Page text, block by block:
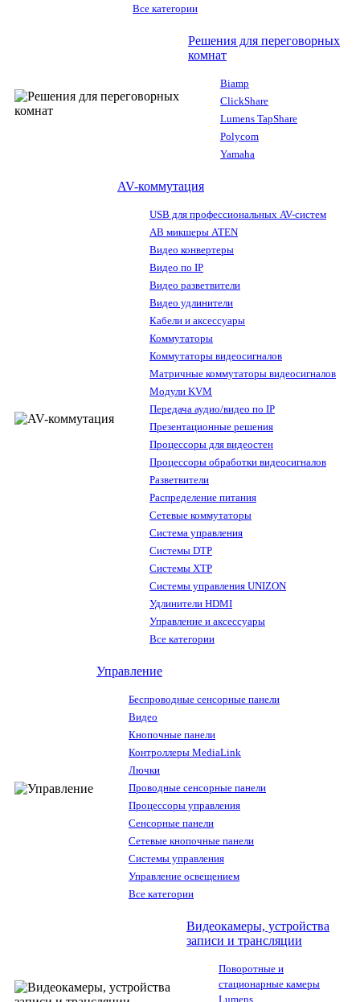
Все категории
Решения для переговорных
комнат
Biamp
ClickShare
Lumens TapShare
Polycom
Yamaha
AV-коммутация
USB для профессиональных AV-систем
АВ микшеры ATEN
Видео конвертеры
Видео по IP
Видео разветвители
Видео удлинители
Кабели и аксессуары
Коммутаторы
Коммутаторы видеосигналов
Матричные коммутаторы видеосигналов
Модули KVM
Передача аудио/видео по IP
Презентационные решения
Процессоры для видеостен
Процессоры обработки видеосигналов
Разветвители
Распределение питания
Сетевые коммутаторы
Система управления
Системы DTP
Системы XTP
Системы управления UNIZON
Удлинители HDMI
Управление и аксессуары
Все категории
Управление
Беспроводные сенсорные панели
Видео
Кнопочные панели
Контроллеры MediaLink
Лючки
Проводные сенсорные панели
Процессоры управления
Сенсорные панели
Сетевые кнопочные панели
Системы управления
Управление освещением
Все категории
Видеокамеры, устройства
записи и трансляции
Поворотные и
стационарные камеры
Lumens